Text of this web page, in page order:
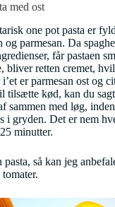
med ost
one pot pasta er
og parmesan. Da
får pastaen
bliver retten cremet,
er parmesan ost og
tilsætte kød, kan du
sammen med løg,
i gryden. Det er nem
minutter.
så kan jeg